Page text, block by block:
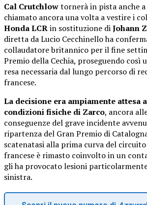
Cal Crutchlowtornerà in pista anche
chiamato ancora una volta a vestire i
Honda LCRin sostituzione diJohann
diretta da Lucio Cecchinello ha
collaudatore britannico per il fine
Premio della Cechia, proseguendo così
resa necessaria dal lungo percorso di
francese.
La decisione era ampiamente attesa
condizioni fisiche di Zarco, ancora
conseguenze del grave incidente
ripartenza del Gran Premio di
scatenatasi alla prima curva del
francese è rimasto coinvolto in un
gli ha provocato lesioni
sinistra.